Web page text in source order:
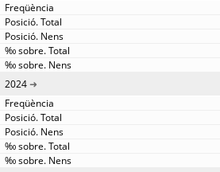
2024